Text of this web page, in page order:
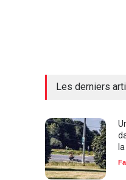
Les derniers